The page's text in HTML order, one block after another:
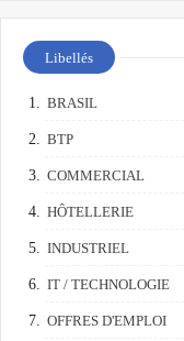
Libellés
BRASIL
BTP
COMMERCIAL
HÔTELLERIE
INDUSTRIEL
IT / TECHNOLOGIE
OFFRES D'EMPLOI